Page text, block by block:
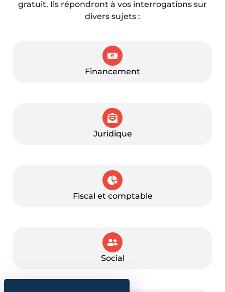
gratuit. Ils répondront à vos interrogations sur
divers sujets :
Financement
Juridique
Fiscal et comptable
Social